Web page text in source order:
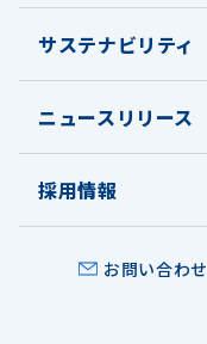
サステナビリティ
ニュースリリース
採用情報
お問い合わせ